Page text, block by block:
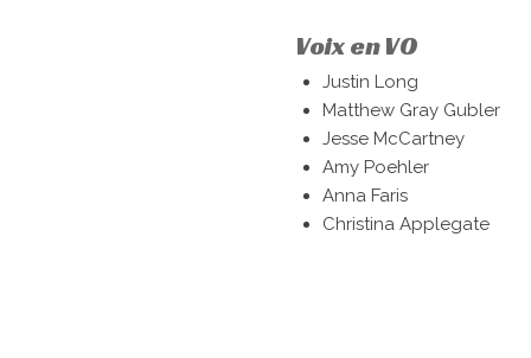
Voix en VO
Justin Long
Matthew Gray Gubler
Jesse McCartney
Amy Poehler
Anna Faris
Christina Applegate